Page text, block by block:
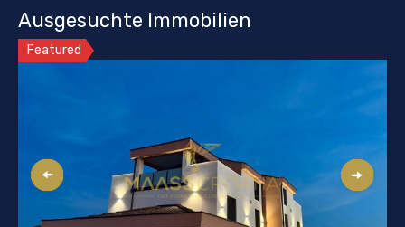
Ausgesuchte Immobilien
Featured